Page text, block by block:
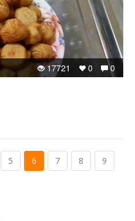
0
0
17721
5 6 7 8
9